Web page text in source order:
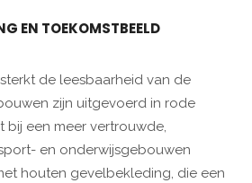
EN TOEKOMSTBEELD
de leesbaarheid van de
zijn uitgevoerd in rode
bij een meer vertrouwde,
en onderwijsgebouwen
houten gevelbekleding, die een